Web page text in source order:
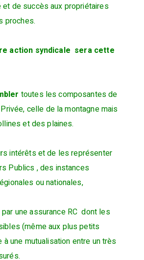
de succès aux propriétaires
proches.
action syndicale sera cette
toutes les composantes de
celle de la montagne mais
et des plaines.
intérêts et de les représenter
Publics , des instances
ou nationales,
par une assurance RC dont les
(même aux plus petits
une mutualisation entre un très